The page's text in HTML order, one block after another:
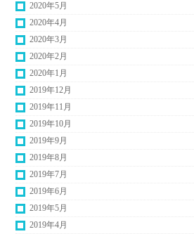
2020年5月
2020年4月
2020年3月
2020年2月
2020年1月
2019年12月
2019年11月
2019年10月
2019年9月
2019年8月
2019年7月
2019年6月
2019年5月
2019年4月